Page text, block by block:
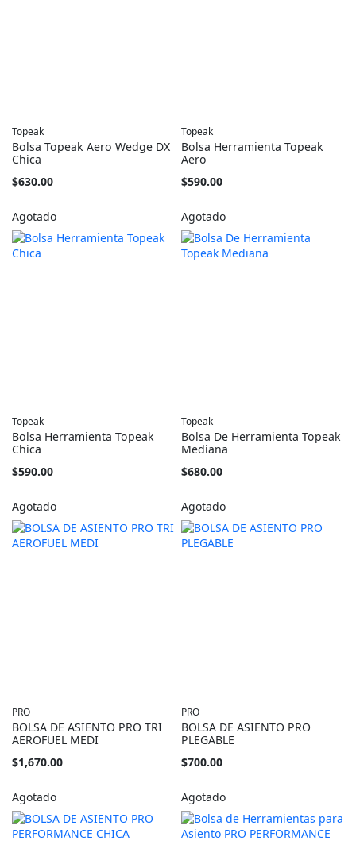
Topeak
Bolsa Topeak Aero Wedge DX
Chica
$630.00
Agotado
Topeak
Bolsa Herramienta Topeak
Aero
$590.00
Agotado
Topeak
Bolsa Herramienta Topeak
Chica
$590.00
Agotado
Topeak
Bolsa De Herramienta Topeak
Mediana
$680.00
Agotado
PRO
BOLSA DE ASIENTO PRO TRI
AEROFUEL MEDI
$1,670.00
Agotado
PRO
BOLSA DE ASIENTO PRO
PLEGABLE
$700.00
Agotado